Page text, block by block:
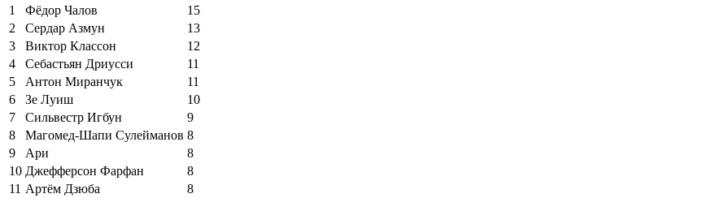
1
Фёдор Чалов
15
2
Сердар Азмун
13
3
Виктор Классон
12
4
Себастьян Дриусси
11
5
Антон Миранчук
11
6
Зе Луиш
10
7
Сильвестр Игбун
9
8
Магомед-Шапи Сулейманов 8
9
Ари
8
10 Джефферсон Фарфан
8
11 Артём Дзюба
8